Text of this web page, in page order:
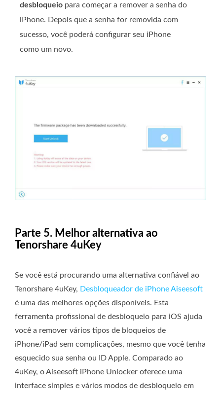
desbloqueio para começar a remover a senha do
iPhone. Depois que a senha for removida com
sucesso, você poderá configurar seu iPhone
como um novo.
Parte 5. Melhor alternativa ao
Tenorshare 4uKey
Se você está procurando uma alternativa confiável ao
Tenorshare 4uKey, Desbloqueador de iPhone Aiseesoft
é uma das melhores opções disponíveis. Esta
ferramenta profissional de desbloqueio para iOS ajuda
você a remover vários tipos de bloqueios de
iPhone/iPad sem complicações, mesmo que você tenha
esquecido sua senha ou ID Apple. Comparado ao
4uKey, o Aiseesoft iPhone Unlocker oferece uma
interface simples e vários modos de desbloqueio em